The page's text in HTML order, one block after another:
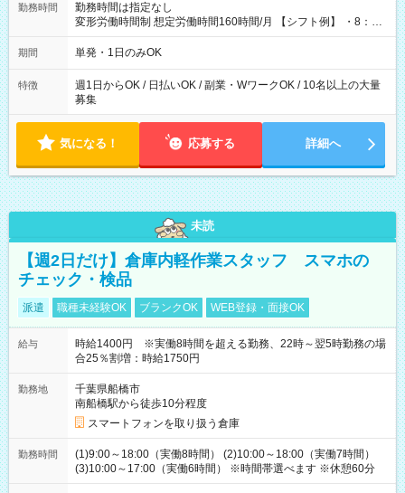
勤務時間
勤務時間は指定なし
変形労働時間制 想定労働時間160時間/月 【シフト例】 ・8：00
～21：00
期間 単発・1日のみOK
特徴
週1日からOK / 日払いOK / 副業・WワークOK / 10名以上の大量
募集
気になる！ 応募する 詳細へ
未読
【週2日だけ】倉庫内軽作業スタッフ スマホの
チェック・検品
派遣 職種未経験OK ブランクOK WEB登録・面接OK
給与
時給1400円 ※実働8時間を超える勤務、22時～翌5時勤務の場
合25％割増：時給1750円
勤務地
千葉県船橋市
南船橋駅から徒歩10分程度
スマートフォンを取り扱う倉庫
勤務時間
(1)9:00～18:00（実働8時間） (2)10:00～18:00（実働7時間）
(3)10:00～17:00（実働6時間） ※時間帯選べます ※休憩60分